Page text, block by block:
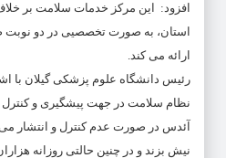
افزود: این مرکز خدمات سلامت بر
استان، به صورت تخصصیی در دو
ارائه می کند.
رئیس دانشگاه علوم پزشکی گیلان با
نظام سلامت در جهت پیشگیری و
نیش بزند و در چنین حالتی روزانه